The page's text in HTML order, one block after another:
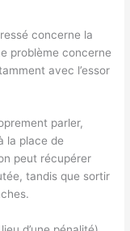
concerne la
problème concerne
avec l’essor
parler,
la place de
peut récupérer
tandis que sortir